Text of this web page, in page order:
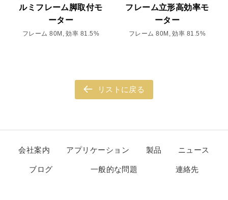
ルミフレーム脚取付モ
ーター
フレーム 80M, 効率 81.5%
フレーム立形高効率モ
ーター
フレーム 80M, 効率 81.5%
リストに戻る
会社案内 アプリケーション 製品 ニュース
ブログ 一般的な問題 連絡先